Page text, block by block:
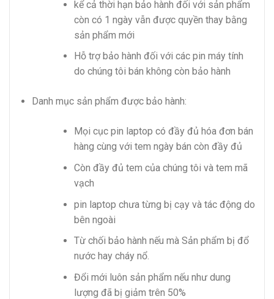
kể cả thời hạn bảo hành đối với sản phẩm
còn có 1 ngày vẫn được quyền thay bằng
sản phẩm mới
Hỗ trợ bảo hành đối với các pin máy tính
do chúng tôi bán không còn bảo hành
Danh mục sản phẩm được bảo hành:
Mọi cục pin laptop có đầy đủ hóa đơn bán
hàng cùng với tem ngày bán còn đầy đủ
Còn đầy đủ tem của chúng tôi và tem mã
vạch
pin laptop chưa từng bị cạy và tác động do
bên ngoài
Từ chối bảo hành nếu mà Sản phẩm bị đổ
nước hay cháy nổ.
Đổi mới luôn sản phẩm nếu như dung
lượng đã bị giảm trên 50%